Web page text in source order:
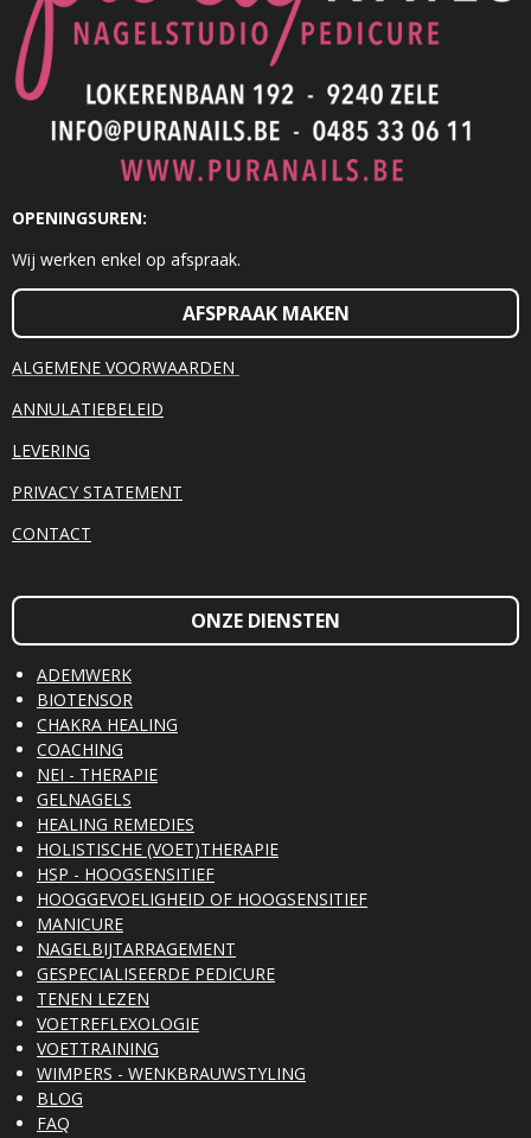
OPENINGSUREN:
Wij werken enkel op afspraak.
AFSPRAAK MAKEN
ALGEMENE VOORWAARDEN
ANNULATIEBELEID
LEVERING
PRIVACY STATEMENT
CONTACT
ONZE DIENSTEN
ADEMWERK
BIOTENSOR
CHAKRA HEALING
COACHING
NEI - THERAPIE
GELNAGELS
HEALING REMEDIES
HOLISTISCHE (VOET)THERAPIE
HSP - HOOGSENSITIEF
HOOGGEVOELIGHEID OF HOOGSENSITIEF
MANICURE
NAGELBIJTARRAGEMENT
GESPECIALISEERDE PEDICURE
TENEN LEZEN
VOETREFLEXOLOGIE
VOETTRAINING
WIMPERS - WENKBRAUWSTYLING
BLOG
FAQ